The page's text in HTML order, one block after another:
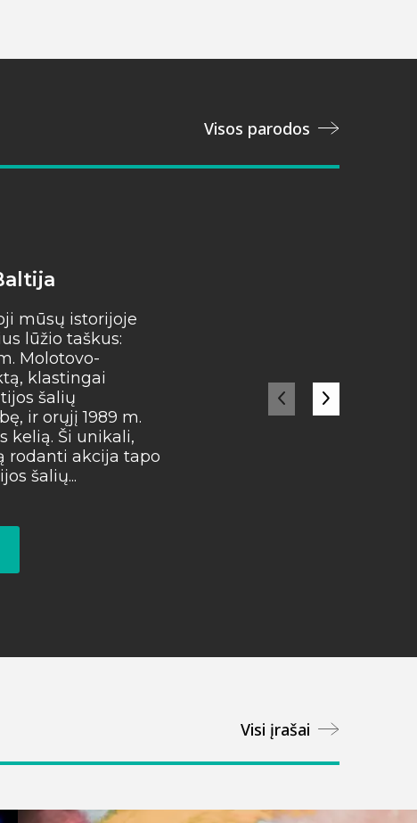
Visos parodos
mūsų istorijoje
lūžio taškus:
Molotovo-
klastingai
šalių
ir orųjį 1989 m.
kelią. Ši unikali,
rodanti akcija tapo
šalių...
stipri valstybė! Artėjant...
Visi įrašai